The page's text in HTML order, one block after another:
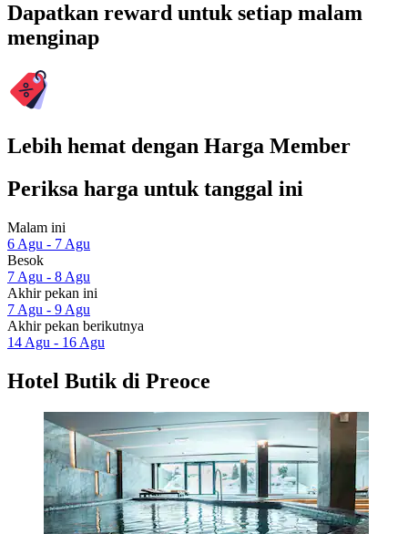
Dapatkan reward untuk setiap malam
menginap
Lebih hemat dengan Harga Member
Periksa harga untuk tanggal ini
Malam ini
6 Agu - 7 Agu
Besok
7 Agu - 8 Agu
Akhir pekan ini
7 Agu - 9 Agu
Akhir pekan berikutnya
14 Agu - 16 Agu
Hotel Butik di Preoce